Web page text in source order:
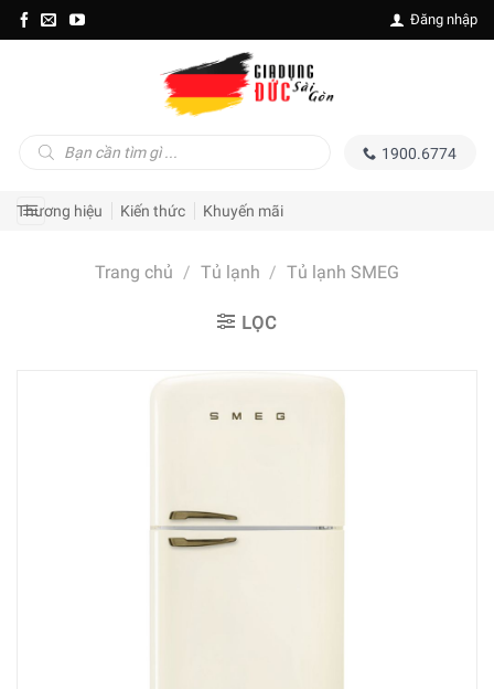
Skip
to
Đăng nhập
kiếm
1900.6774
Thương hiệu Kiến thức Khuyến mãi
Trang chủ / Tủ lạnh / Tủ lạnh SMEG
LỌC